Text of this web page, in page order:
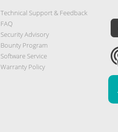
Technical Support & Feedback
FAQ
Security Advisory
Bounty Program
Software Service
Warranty Policy